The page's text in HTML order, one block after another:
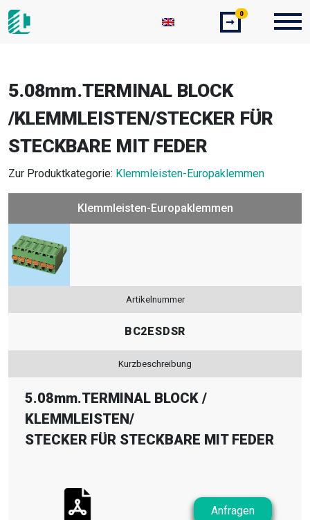
➞
0
5.08mm.TERMINAL BLOCK
/KLEMMLEISTEN/STECKER FÜR
STECKBARE MIT FEDER
Zur Produktkategorie: Klemmleisten-Europaklemmen
Klemmleisten-Europaklemmen
Artikelnummer
BC2ESDSR
Kurzbeschreibung
5.08mm.TERMINAL BLOCK /
KLEMMLEISTEN/
STECKER FÜR STECKBARE MIT FEDER
Anfragen